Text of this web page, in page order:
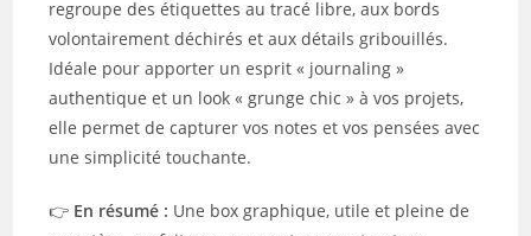
regroupe des étiquettes au tracé libre, aux bords
volontairement déchirés et aux détails gribouillés.
Idéale pour apporter un esprit « journaling »
authentique et un look « grunge chic » à vos projets,
elle permet de capturer vos notes et vos pensées avec
une simplicité touchante.
👉 En résumé : Une box graphique, utile et pleine de